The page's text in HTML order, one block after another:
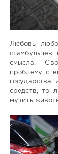
Любовь
смысла.
проблему с
государства
средств, то
мучить